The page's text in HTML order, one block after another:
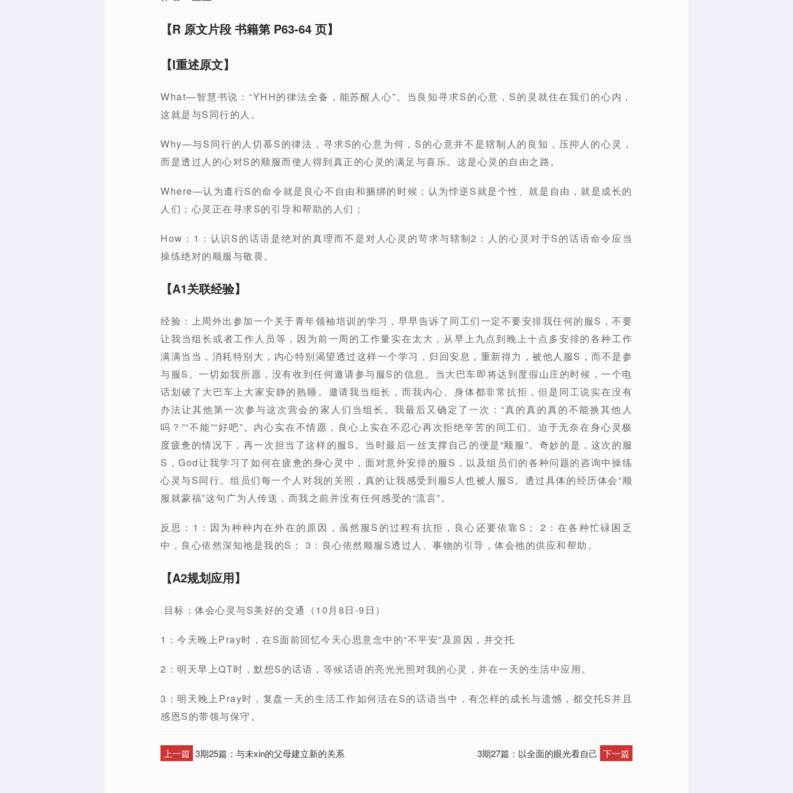
【R 原文片段 书籍第 P63-64 页】
【I重述原文】
What—智慧书说：“YHH的律法全备，能苏醒人心”。当良知寻求S的心意，S的灵就住在我们的心内，
这就是与S同行的人。
Why—与S同行的人切慕S的律法，寻求S的心意为何，S的心意并不是辖制人的良知，压抑人的心灵，
而是透过人的心对S的顺服而使人得到真正的心灵的满足与喜乐。这是心灵的自由之路。
Where—认为遵行S的命令就是良心不自由和捆绑的时候；认为悖逆S就是个性、就是自由，就是成长的
人们；心灵正在寻求S的引导和帮助的人们；
How：1：认识S的话语是绝对的真理而不是对人心灵的苛求与辖制2：人的心灵对于S的话语命令应当
操练绝对的顺服与敬畏。
【A1关联经验】
经验：上周外出参加一个关于青年领袖培训的学习，早早告诉了同工们一定不要安排我任何的服S，不要
让我当组长或者工作人员等，因为前一周的工作量实在太大，从早上九点到晚上十点多安排的各种工作
满满当当，消耗特别大，内心特别渴望透过这样一个学习，归回安息，重新得力，被他人服S，而不是参
与服S。一切如我所愿，没有收到任何邀请参与服S的信息。当大巴车即将达到度假山庄的时候，一个电
话划破了大巴车上大家安静的熟睡。邀请我当组长，而我内心、身体都非常抗拒，但是同工说实在没有
办法让其他第一次参与这次营会的家人们当组长。我最后又确定了一次：“真的真的真的不能换其他人
吗？”“不能”“好吧”。内心实在不情愿，良心上实在不忍心再次拒绝辛苦的同工们。迫于无奈在身心灵极
度疲惫的情况下，再一次担当了这样的服S。当时最后一丝支撑自己的便是“顺服”。奇妙的是，这次的服
S，God让我学习了如何在疲惫的身心灵中，面对意外安排的服S，以及组员们的各种问题的咨询中操练
心灵与S同行。组员们每一个人对我的关照，真的让我感受到服S人也被人服S。透过具体的经历体会“顺
服就蒙福”这句广为人传送，而我之前并没有任何感受的“流言”。
反思：1：因为种种内在外在的原因，虽然服S的过程有抗拒，良心还要依靠S； 2：在各种忙碌困乏
中，良心依然深知祂是我的S； 3：良心依然顺服S透过人、事物的引导，体会祂的供应和帮助。
【A2规划应用】
.目标：体会心灵与S美好的交通（10月8日-9日）
1：今天晚上Pray时，在S面前回忆今天心思意念中的“不平安”及原因，并交托
2：明天早上QT时，默想S的话语，等候话语的亮光光照对我的心灵，并在一天的生活中应用。
3：明天晚上Pray时，复盘一天的生活工作如何活在S的话语当中，有怎样的成长与遗憾，都交托S并且
感恩S的带领与保守。
上一篇 3期25篇：与未xin的父母建立新的关系 3期27篇：以全面的眼光看自己 下一篇